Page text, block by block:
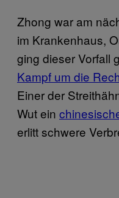
Zhong war am
im Krankenhaus,
ging dieser Vorfall
Kampf um die
Einer der
Wut ein
erlitt schwere